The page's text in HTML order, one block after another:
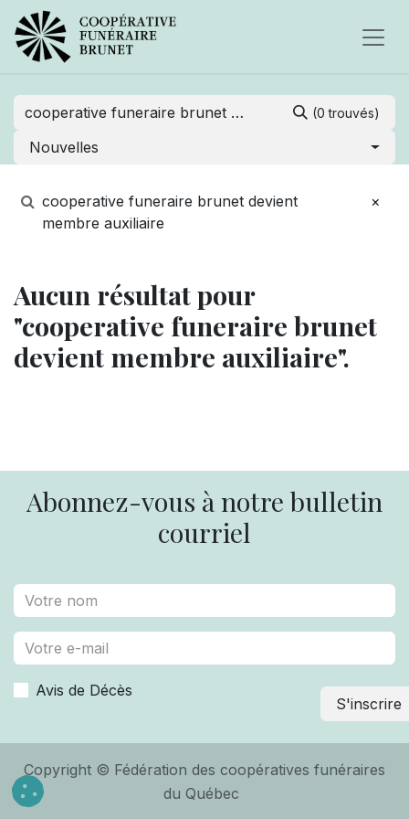
Nouvelles
(0 trouvés)
cooperative funeraire brunet devient
membre auxiliaire
×
Aucun résultat pour
"cooperative funeraire brunet
devient membre auxiliaire".
Abonnez-vous à notre bulletin
courriel
Avis de Décès
S'inscrire
Copyright © Fédération des coopératives funéraires
du Québec